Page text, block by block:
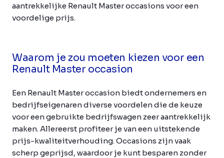
aantrekkelijke Renault Master occasions voor een
voordelige prijs.
Waarom je zou moeten kiezen voor een
Renault Master occasion
Een Renault Master occasion biedt ondernemers en
bedrijfseigenaren diverse voordelen die de keuze
voor een gebruikte bedrijfswagen zeer aantrekkelijk
maken. Allereerst profiteer je van een uitstekende
prijs-kwaliteitverhouding. Occasions zijn vaak
scherp geprijsd, waardoor je kunt besparen zonder